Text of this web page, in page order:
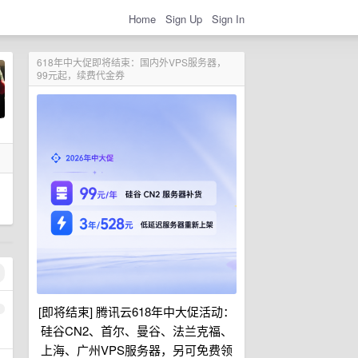
Home Sign Up Sign In
618年中大促即将结束：国内外VPS服务器，
99元起，续费代金券
[即将结束] 腾讯云618年中大促活动：
硅谷CN2、首尔、曼谷、法兰克福、
上海、广州VPS服务器，另可免费领